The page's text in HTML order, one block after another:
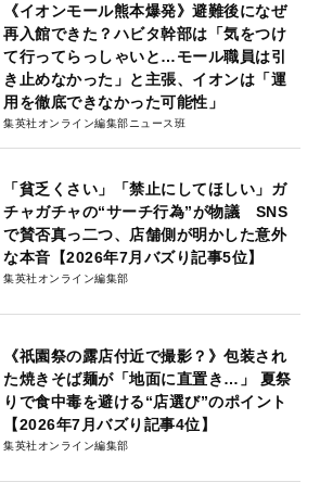
《イオンモール熊本爆発》避難後になぜ
再入館できた？ハビタ幹部は「気をつけ
て行ってらっしゃいと…モール職員は引
き止めなかった」と主張、イオンは「運
用を徹底できなかった可能性」
集英社オンライン編集部ニュース班
「貧乏くさい」「禁止にしてほしい」ガ
チャガチャの“サーチ行為”が物議 SNS
で賛否真っ二つ、店舗側が明かした意外
な本音【2026年7月バズり記事5位】
集英社オンライン編集部
《祇園祭の露店付近で撮影？》包装され
た焼きそば麺が「地面に直置き…」 夏祭
りで食中毒を避ける“店選び”のポイント
【2026年7月バズり記事4位】
集英社オンライン編集部